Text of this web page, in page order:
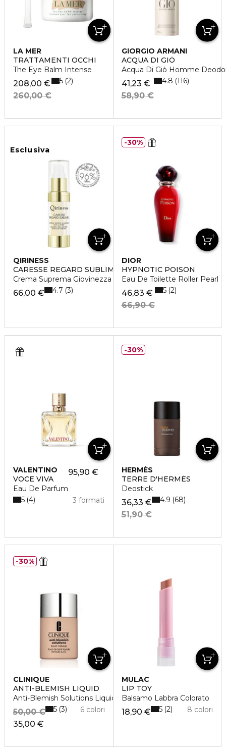
LA MER
TRATTAMENTI OCCHI
The Eye Balm Intense
208,00 €
260,00 €
5 2
GIORGIO ARMANI
ACQUA DI GIÒ
Acqua Di Giò Homme
41,23 €
58,90 €
4.8 116
Esclusiva
QIRINESS
CARESSE REGARD SUBLIME
Crema Suprema Giovinezza Occhi & Labbra
66,00 € 4.7 3
DIOR
HYPNOTIC POISON
Eau De Toilette Roller Pearl
46,83 €
66,90 €
5 2
30%
VALENTINO
VOCE VIVA
Eau De Parfum
95,90 €
3 formati
5 4
HERMÈS
TERRE D'HERMÈS
Deostick
36,33 €
51,90 €
4.9 68
30%
CLINIQUE
ANTI-BLEMISH LIQUID
Anti-Blemish Solutions Liquid Makeup
35,00 €
50,00 € 6 colori
5 3
30%
MULAC
LIP TOY
Balsamo Labbra Colorato
18,90 € 8 colori
5 2